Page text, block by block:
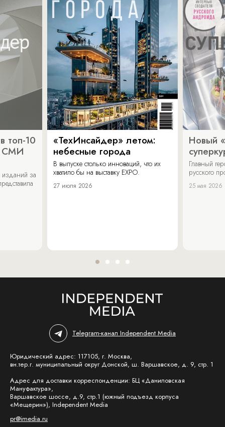
топ-10
СМИ
изданий за
«ТехИнсайдер» летом:
небесные города
В выпуске столько инноваций, что их
хватило бы на выставку EXPO.
27 июля 2026
Новый
Главный
русского
25 мая 2026
Telegram-канал Independent Media
Юридический адрес: 117105, г. Москва,
вн.тер.г. муниципальный округ Донской, ш. Варшавское, д. 9, стр. 1
Адрес для доставки корреспонденции: БЦ «Даниловская
Мануфактура»,
Варшавское шоссе, д.9, стр.1 (южный подъезд корпуса
«Мещерин»), Independent Media
pr@imedia.ru